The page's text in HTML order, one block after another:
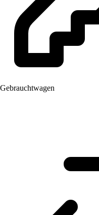
Gebrauchtwagen